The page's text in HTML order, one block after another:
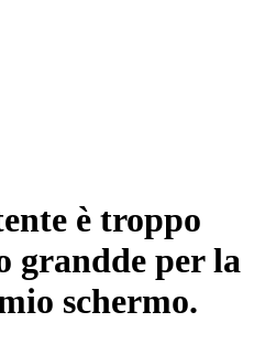
è troppo
grandde per la
schermo.